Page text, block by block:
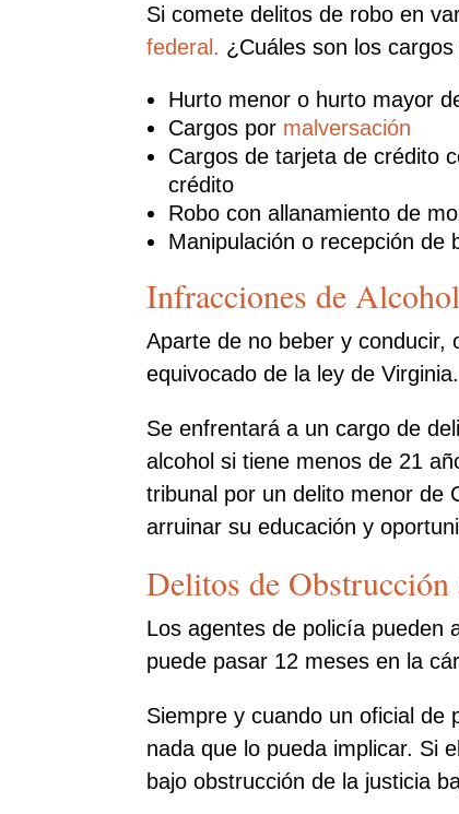
Si comete delitos de robo en
federal. ¿Cuáles son los
Hurto menor o hurto mayor
Cargos por malversación
Cargos de tarjeta de crédito
crédito
Robo con allanamiento de
Manipulación o recepción de
Infracciones de Alcohol
Aparte de no beber y conducir,
equivocado de la ley de Virginia.
Se enfrentará a un cargo de
alcohol si tiene menos de 21
tribunal por un delito menor de
arruinar su educación y
Delitos de Obstrucción
Los agentes de policía pueden
puede pasar 12 meses en la
Siempre y cuando un oficial de
nada que lo pueda implicar. Si
bajo obstrucción de la justicia